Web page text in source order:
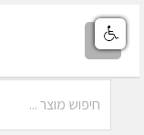
דילוג
לתוכן
MAIN